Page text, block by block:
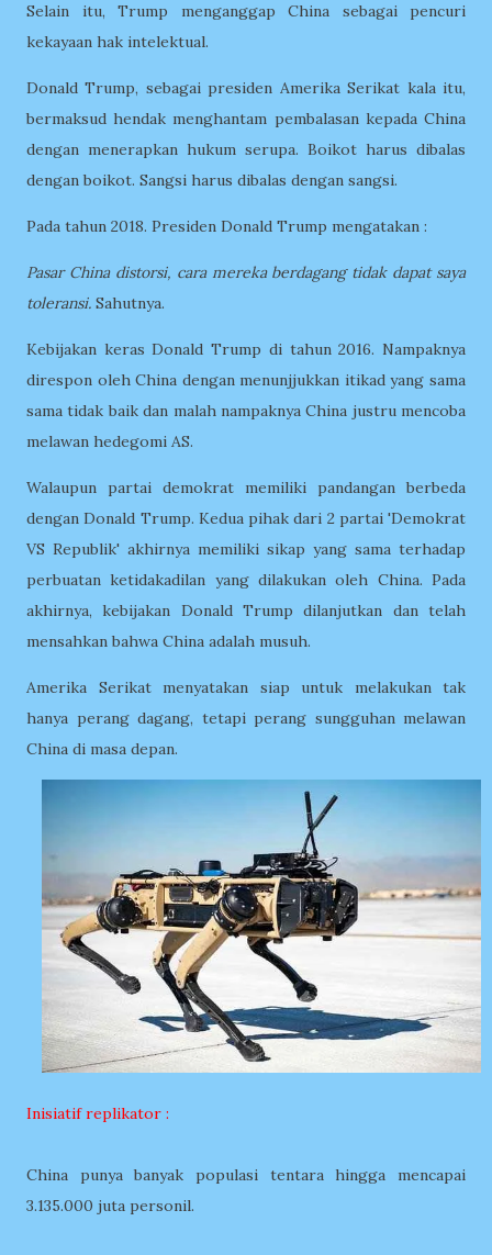
Selain itu, Trump menganggap China sebagai pencuri
kekayaan hak intelektual.
Donald Trump, sebagai presiden Amerika Serikat kala itu,
bermaksud hendak menghantam pembalasan kepada China
dengan menerapkan hukum serupa. Boikot harus dibalas
dengan boikot. Sangsi harus dibalas dengan sangsi.
Pada tahun 2018. Presiden Donald Trump mengatakan :
Pasar China distorsi, cara mereka berdagang tidak dapat saya
toleransi. Sahutnya.
Kebijakan keras Donald Trump di tahun 2016. Nampaknya
direspon oleh China dengan menunjjukkan itikad yang sama
sama tidak baik dan malah nampaknya China justru mencoba
melawan hedegomi AS.
Walaupun partai demokrat memiliki pandangan berbeda
dengan Donald Trump. Kedua pihak dari 2 partai 'Demokrat
VS Republik' akhirnya memiliki sikap yang sama terhadap
perbuatan ketidakadilan yang dilakukan oleh China. Pada
akhirnya, kebijakan Donald Trump dilanjutkan dan telah
mensahkan bahwa China adalah musuh.
Amerika Serikat menyatakan siap untuk melakukan tak
hanya perang dagang, tetapi perang sungguhan melawan
China di masa depan.
Inisiatif replikator :
China punya banyak populasi tentara hingga mencapai
3.135.000 juta personil.